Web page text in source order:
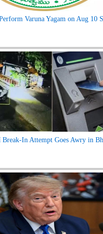
Varuna Yagam on Aug 10
In Attempt Goes Awry in